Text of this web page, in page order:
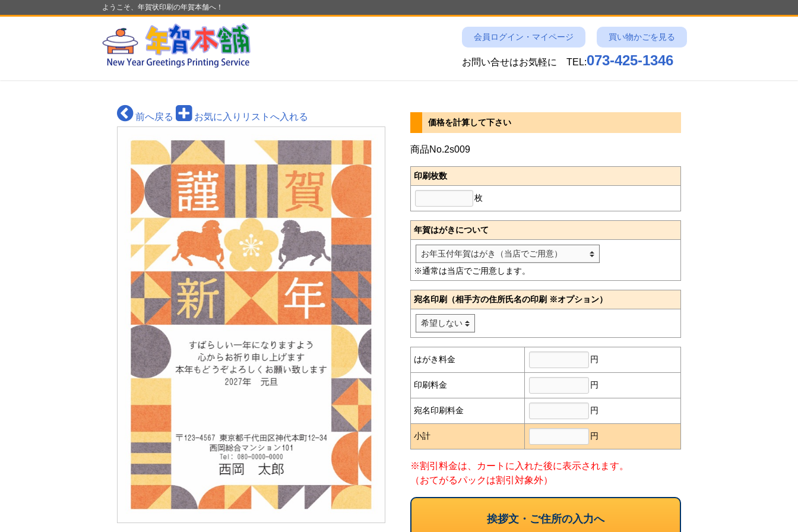
ようこそ、年賀状印刷の年賀本舗へ！
会員ログイン・マイページ 買い物かごを見る
お問い合せはお気軽に TEL:073-425-1346
前へ戻る お気に入りリストへ入れる
価格を計算して下さい
商品No.2s009
印刷枚数
枚
年賀はがきについて
※通常は当店でご用意します。
宛名印刷（相手方の住所氏名の印刷 ※オプション）
はがき料金 円
印刷料金 円
宛名印刷料金 円
小計 円
※割引料金は、カートに入れた後に表示されます。
（おてがるパックは割引対象外）